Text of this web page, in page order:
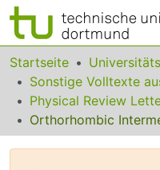
Bereiche & Sammlungen
Das gesamte
Statistiken
Startseite
Physical Review